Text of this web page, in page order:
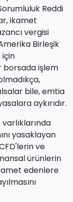
Reddi
ikamet
vergisi
Birleşik
için
borsada işlem
bile, emtia
aykırıdır.
yasaklayan
ve
ürünlerin
edenlere